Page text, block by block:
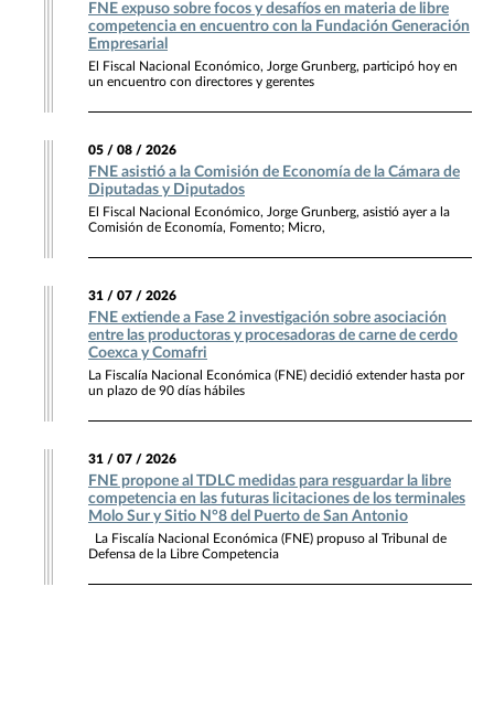
FNE expuso sobre focos y desafíos en materia de libre
competencia en encuentro con la Fundación Generación
Empresarial
El Fiscal Nacional Económico, Jorge Grunberg, participó hoy en
un encuentro con directores y gerentes
05 / 08 / 2026
FNE asistió a la Comisión de Economía de la Cámara de
Diputadas y Diputados
El Fiscal Nacional Económico, Jorge Grunberg, asistió ayer a la
Comisión de Economía, Fomento; Micro,
31 / 07 / 2026
FNE extiende a Fase 2 investigación sobre asociación
entre las productoras y procesadoras de carne de cerdo
Coexca y Comafri
La Fiscalía Nacional Económica (FNE) decidió extender hasta por
un plazo de 90 días hábiles
31 / 07 / 2026
FNE propone al TDLC medidas para resguardar la libre
competencia en las futuras licitaciones de los terminales
Molo Sur y Sitio N°8 del Puerto de San Antonio
La Fiscalía Nacional Económica (FNE) propuso al Tribunal de
Defensa de la Libre Competencia